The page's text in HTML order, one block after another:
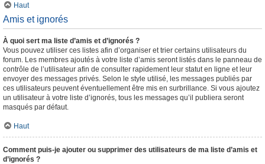
Haut
Amis et ignorés
À quoi sert ma liste d’amis et d’ignorés ?
Vous pouvez utiliser ces listes afin d’organiser et trier certains utilisateurs du
forum. Les membres ajoutés à votre liste d’amis seront listés dans le panneau de
contrôle de l’utilisateur afin de consulter rapidement leur statut en ligne et leur
envoyer des messages privés. Selon le style utilisé, les messages publiés par
ces utilisateurs peuvent éventuellement être mis en surbrillance. Si vous ajoutez
un utilisateur à votre liste d’ignorés, tous les messages qu’il publiera seront
masqués par défaut.
Haut
Comment puis-je ajouter ou supprimer des utilisateurs de ma liste d’amis et
d’ignorés ?